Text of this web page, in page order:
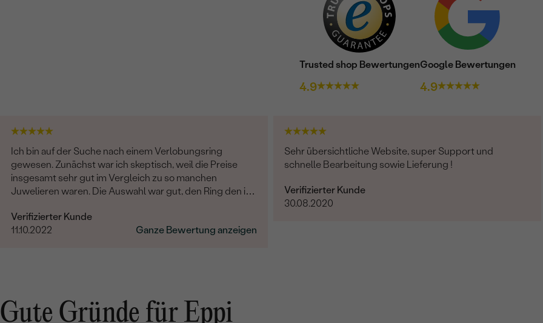
Trusted shop Bewertungen
4.9
Google Bewertungen
4.9
Ich bin auf der Suche nach einem Verlobungsring
gewesen. Zunächst war ich skeptisch, weil die Preise
insgesamt sehr gut im Vergleich zu so manchen
Juwelieren waren. Die Auswahl war gut, den Ring den ich
Kontakt mit dem wohl besten Kundenservice, den ich je
erlebt habe (Frau Benesova). Fragen wurden schnell
gab es auch immer wieder einen Zwischenstand über
den Produktionsfortschritt. Das Endergebnis sah dann
Verifizierter Kunde
11.10.2022
Ganze Bewertung anzeigen
Sehr übersichtliche Website, super Support und
schnelle Bearbeitung sowie Lieferung !
Verifizierter Kunde
30.08.2020
Gute Gründe für Eppi